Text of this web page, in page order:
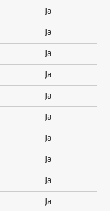
Ja
Ja
Ja
Ja
Ja
Ja
Ja
Ja
Ja
Ja